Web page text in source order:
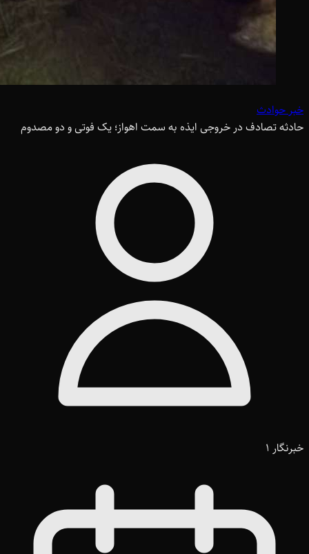
خبر حوادث
حادثه تصادف در خروجی ایذه به سمت اهواز؛ یک فوتی و دو مصدوم
خبرنگار 1